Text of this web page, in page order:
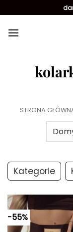
do
zawartości
STRONA
Kategorie
-55%